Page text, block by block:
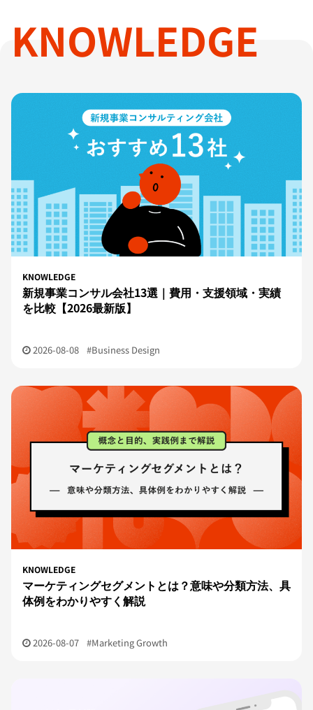
KNOWLEDGE
KNOWLEDGE
新規事業コンサル会社13選｜費用・支援領域・実績
を比較【2026最新版】
2026-08-08 #Business Design
KNOWLEDGE
マーケティングセグメントとは？意味や分類方法、具
体例をわかりやすく解説
2026-08-07 #Marketing Growth